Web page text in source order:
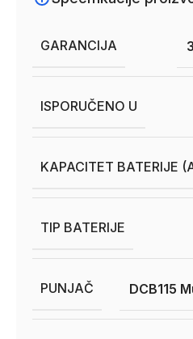
GARANCIJA
ISPORUČENO U
KAPACITET BATERIJE
TIP BATERIJE
PUNJAČ DCB115